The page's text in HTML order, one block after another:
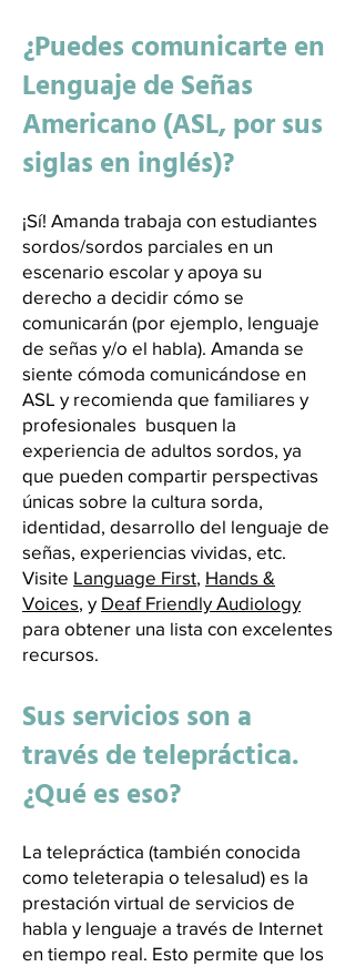
¿Puedes comunicarte en
Lenguaje de Señas
Americano (ASL, por sus
siglas en inglés)?
¡Sí! Amanda trabaja con estudiantes
sordos/sordos parciales en un
escenario escolar y apoya su
derecho a decidir cómo se
comunicarán (por ejemplo, lenguaje
de señas y/o el habla). Amanda se
siente cómoda comunicándose en
ASL y recomienda que familiares y
profesionales busquen la
experiencia de adultos sordos, ya
que pueden compartir perspectivas
únicas sobre la cultura sorda,
identidad, desarrollo del lenguaje de
señas, experiencias vividas, etc.
Visite Language First, Hands &
Voices, y Deaf Friendly Audiology
para obtener una lista con excelentes
recursos.
Sus servicios son a
través de telepráctica.
¿Qué es eso?
La telepráctica (también conocida
como teleterapia o telesalud) es la
prestación virtual de servicios de
habla y lenguaje a través de Internet
en tiempo real. Esto permite que los